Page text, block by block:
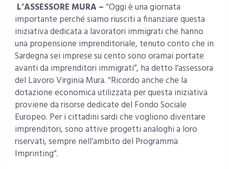
L’ASSESSORE MURA –“Oggi è una giornata
importante perché siamo riusciti a finanziare questa
iniziativa dedicata a lavoratori immigrati che hanno
una propensione imprenditoriale, tenuto conto che in
Sardegna sei imprese su cento sono oramai portate
avanti da imprenditori immigrati”, ha detto l’assessora
del Lavoro Virginia Mura. “Ricordo anche che la
dotazione economica utilizzata per questa iniziativa
proviene da risorse dedicate del Fondo Sociale
Europeo. Per i cittadini sardi che vogliono diventare
imprenditori, sono attive progetti analoghi a loro
riservati, sempre nell’ambito del Programma
Imprinting”.